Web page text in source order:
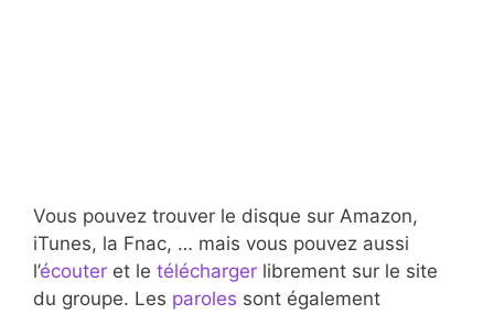
Vous pouvez trouver le disque sur Amazon,
iTunes, la Fnac, … mais vous pouvez aussi
l’écouter et le télécharger librement sur le site
du groupe. Les paroles sont également